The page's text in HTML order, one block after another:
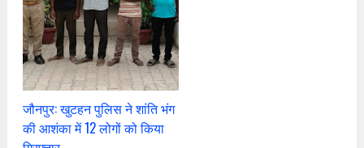
जौनपुर: खुटहन पुलिस ने शांति भंग
की आशंका में 12 लोगों को किया